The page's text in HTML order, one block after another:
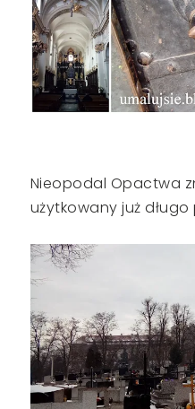
Nieopodal Opactwa
użytkowany już długo